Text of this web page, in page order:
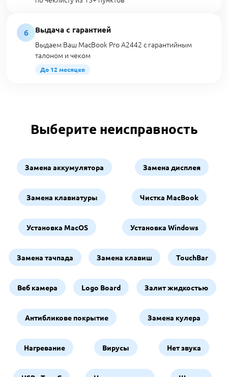
6
Выдача с гарантией
Выдаем Ваш MacBook Pro A2442 с гарантийным
талоном и чеком
До 12 месяцев
Выберите неисправность
Замена аккумулятора Замена дисплея
Замена клавиатуры Чистка MacBook
Установка MacOS Установка Windows
Замена тачпада Замена клавиш TouchBar
Веб камера Logo Board Залит жидкостью
Антибликове покрытие Замена кулера
Нагревание Вирусы Нет звука